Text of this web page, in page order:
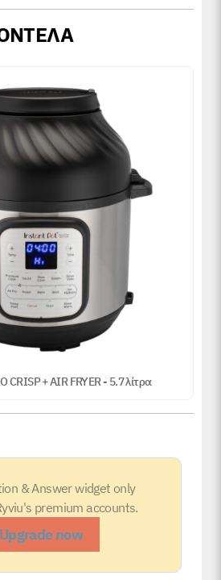
CRISP + AIR FRYER - 5.7 λίτρα
& Answer widget only
premium accounts.
Upgrade now